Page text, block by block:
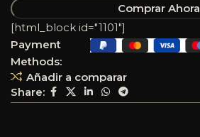
Comprar Ahora
Añadir a comparar
Share:
[html_block id="1101"]
Payment
Methods: